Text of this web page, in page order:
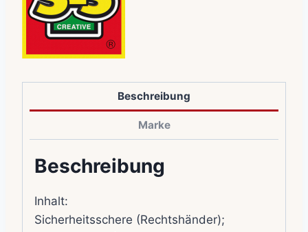
Beschreibung
Marke
Beschreibung
Inhalt:
Sicherheitsschere (Rechtshänder);